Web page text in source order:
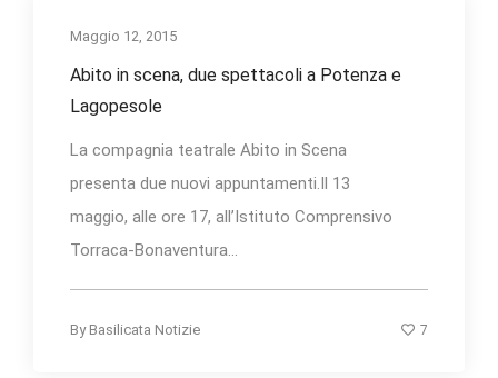
Maggio 12, 2015
Abito in scena, due spettacoli a Potenza e
Lagopesole
La compagnia teatrale Abito in Scena
presenta due nuovi appuntamenti.Il 13
maggio, alle ore 17, all’Istituto Comprensivo
Torraca-Bonaventura...
By Basilicata Notizie 7